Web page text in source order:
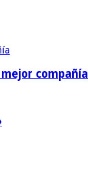
compañía